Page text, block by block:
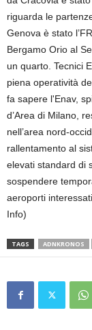
riguarda le
Genova è stato
Bergamo Orio al
un quarto. Tecnici
piena operatività
fa sapere l'Enav,
d’Area di Milano,
nell’area nord-
rallentamento al
elevati standard di
sospendere
aeroporti
Info)
TAGS ADNKRONOS